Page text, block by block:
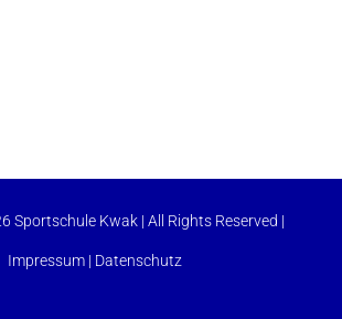
Sportschule Kwak | All Rights Reserved |
Impressum | Datenschutz